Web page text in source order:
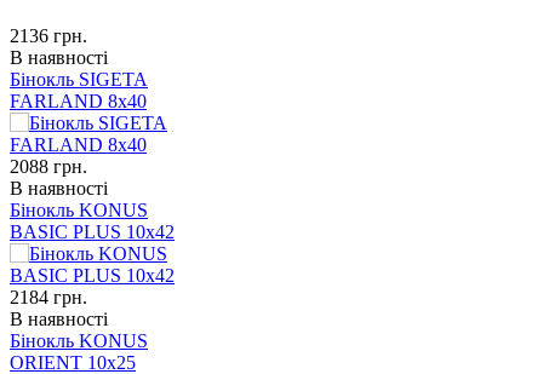
2136 грн.
В наявності
Бінокль SIGETA
FARLAND 8x40
2088 грн.
В наявності
Бінокль KONUS
BASIC PLUS 10x42
2184 грн.
В наявності
Бінокль KONUS
ORIENT 10x25